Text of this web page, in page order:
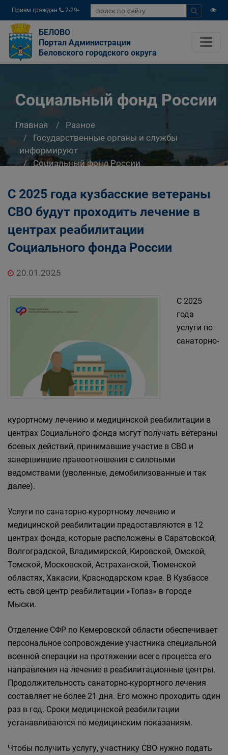
Прием граждан
2-29-
04
БЕЛОВО
Портал Администрации
Беловского городского округа
Социальный фонд России
Главная
Разное
Государственные органы и службы
информируют
Социальный фонд России
С 2025 года кузбасские ветераны
СВО будут проходить лечение в
центрах реабилитации
Социального фонда России
20.01.2025
С 2025
года
услуги по
санаторно-
курортному лечению и медицинской реабилитации в
центрах Социального фонда могут получать ветераны
боевых действий, принимавшие участие в СВО и
завершившие правоотношения с силовыми
ведомствами (уволенные, демобилизованные и так
далее).
Услуги по санаторно-курортному лечению и
медицинской реабилитации предоставляются в 12
центрах фонда, которые расположены в Саратовской,
Волгоградской, Владимирской, Кировской, Омской,
Томской, Московской, Астраханской, Тюменской
областях, Хакасии, Краснодарском крае. В Кузбассе
есть свой центр реабилитации «Топаз» в городе
Мыски.
Отделение СФР по Кемеровской области обеспечивает
персональное сопровождение участника специальной
военной операции на протяжении всего процесса его
направления на лечение в реабилитационные центры.
Продолжительность санаторно-курортного лечения
составляет не более 21 дня. Его можно проходить один
раз в год. Сроки медицинской реабилитации
устанавливаются по медицинским показаниям.
Чтобы получить услугу, участнику СВО нужно подать